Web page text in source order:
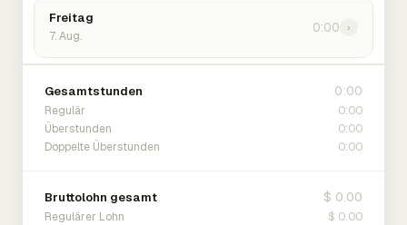
Freitag
7. Aug.
0:00 ›
Gesamtstunden 0:00
Regulär 0:00
Überstunden 0:00
Doppelte Überstunden 0:00
Bruttolohn gesamt $ 0.00
Regulärer Lohn $ 0.00